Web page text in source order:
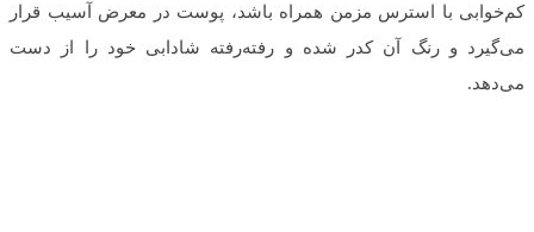
کم‌خوابی با استرس مزمن همراه باشد، پوست در معرض آسیب قرار
می‌گیرد و رنگ آن کدر شده و رفته‌رفته شادابی خود را از دست
می‌دهد.